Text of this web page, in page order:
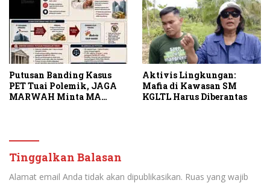
Putusan Banding Kasus
PET Tuai Polemik, JAGA
MARWAH Minta MA
Aktivis Lingkungan:
Mafia di Kawasan SM
KGLTL Harus Diberantas
Tinggalkan Balasan
Alamat email Anda tidak akan dipublikasikan. Ruas yang wajib